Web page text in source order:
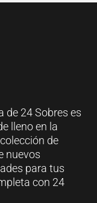
de 24 Sobres es
lleno en la
de
nuevos
para tus
con 24